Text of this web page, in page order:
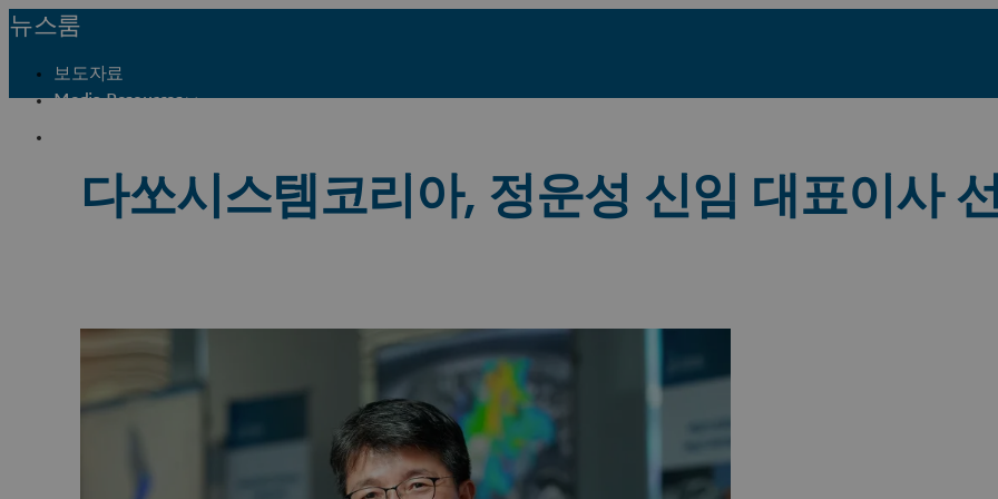
뉴스룸
보도자료
Media Resources
다쏘시스템코리아, 정운성 신임 대표이사